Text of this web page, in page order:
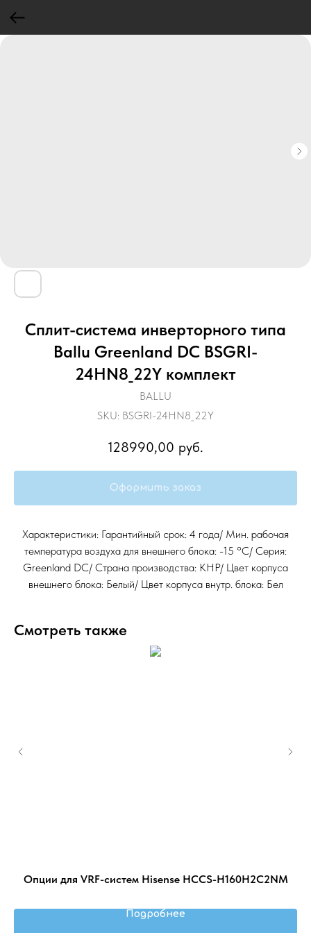
Сплит-система инверторного типа
Ballu Greenland DC BSGRI-
24HN8_22Y комплект
BALLU
SKU: BSGRI-24HN8_22Y
128990,00 руб.
Оформить заказ
Характеристики: Гарантийный срок: 4 года/ Мин. рабочая
температура воздуха для внешнего блока: -15 °С/ Серия:
Greenland DC/ Страна производства: КНР/ Цвет корпуса
внешнего блока: Белый/ Цвет корпуса внутр. блока: Бел
Смотреть также
Опции для VRF-систем Hisense HCCS-H160H2C2NM
Подробнее